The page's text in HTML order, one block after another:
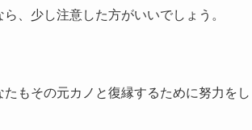
、少し注意した方がいいでしょう。
もその元カノと復縁するために努力をし